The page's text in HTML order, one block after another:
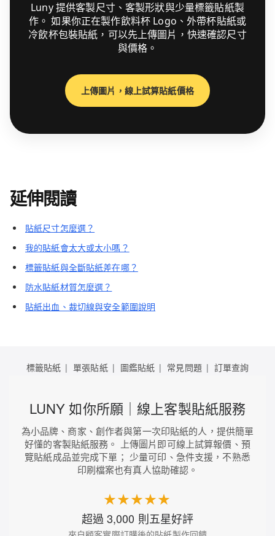
Luny 提供客製尺寸、客製形狀與少量標籤貼紙製
作。 如果你正在製作飲料杯 Logo、外帶杯貼紙或
冷飲杯包裝貼紙，可以先上傳圖片，快速確認尺寸
與價格。
上傳圖片，線上試算貼紙價格
延伸閱讀
貼紙尺寸怎麼選？
我的貼紙會太大或太小嗎？
標籤貼紙與全斷貼紙差在哪？
防水貼紙材質怎麼選？
貼紙出血、裁切線與安全範圍說明
標籤貼紙 單張貼紙 圖鑑貼紙 常見問題 訂單查詢
LUNY 如你所願｜線上客製貼紙服務
為小品牌、商家、創作者與第一次印貼紙的人，提供簡單
好懂的客製貼紙服務。 上傳圖片即可線上試算報價、預
覽貼紙成品並完成下單； 少量可印、急件支援，不熟悉
印刷檔案也有真人協助確認。
★★★★★
超過 3,000 則五星好評